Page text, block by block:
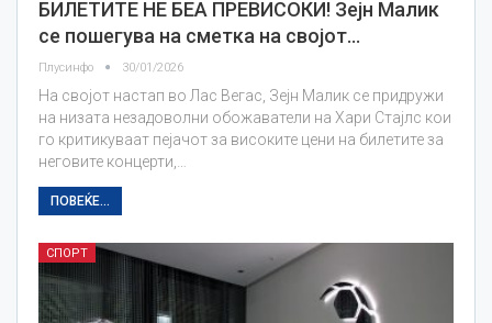
БИЛЕТИТЕ НЕ БЕА ПРЕВИСОКИ! Зејн Малик
се пошегува на сметка на својот…
Плусинфо 30/01/2026
На својот настап во Лас Вегас, Зејн Малик се придружи
на низата незадоволни обожаватели на Хари Стајлс кои
го критикуваат пејачот за високите цени на билетите за
неговите концерти,…
ПОВЕЌЕ...
СПОРТ